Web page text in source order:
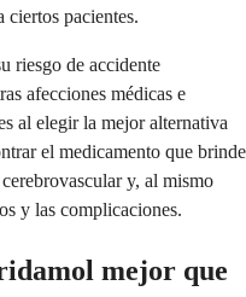
ciertos pacientes.
riesgo de accidente
afecciones médicas e
al elegir la mejor alternativa
el medicamento que brinde
y, al mismo
y las complicaciones.
mejor que